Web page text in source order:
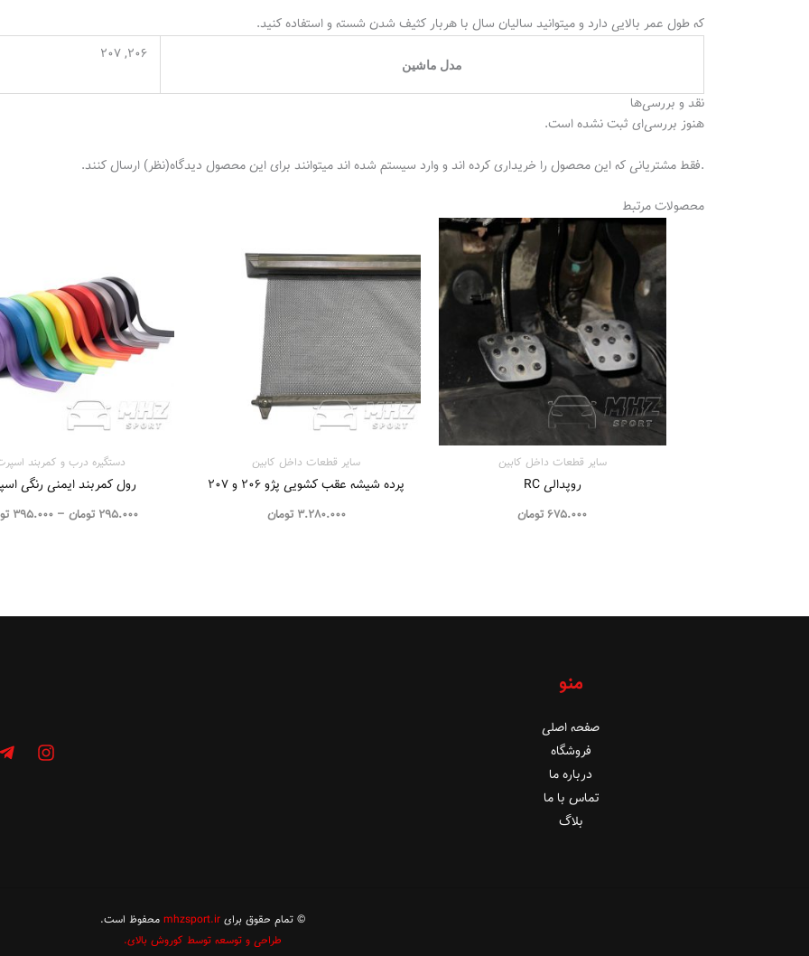
که طول عمر بالایی دارد و میتوانید سالیان سال با هربار کثیف شدن شسته و استفاده کنید.
مدل ماشین
206, 207
نقد و بررسی‌ها
هنوز بررسی‌ای ثبت نشده است.
.فقط مشتریانی که این محصول را خریداری کرده اند و وارد سیستم شده اند میتوانند برای این محصول دیدگاه(نظر) ارسال کنند.
محصولات مرتبط
سایر قطعات داخل کابین
روپدالی RC
675.000 تومان
سایر قطعات داخل کابین
پرده شیشه عقب کشویی پژو ۲۰۶ و ۲۰۷
3.280.000 تومان
دستگیره درب و کمربند
رول کمربند ایمنی رنگی
295.000 تومان –
395.000
منو
صفحه اصلی
فروشگاه
درباره ما
تماس با ما
بلاگ
© تمام حقوق برایmhzsport.ir محفوظ است.
طراحی و توسعه توسط کوروش بالای.